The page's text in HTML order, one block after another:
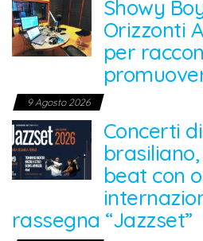
Showy
Orizzonti
per
9 Agosto 2026
Concerti
beat con
rassegna “Jazzset”